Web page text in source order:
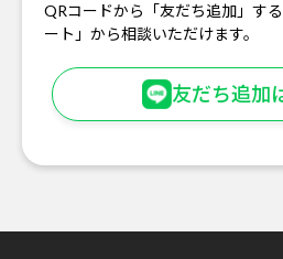
QRコードから「友だち追加」す
ート」から相談いただけます。
友だち追加